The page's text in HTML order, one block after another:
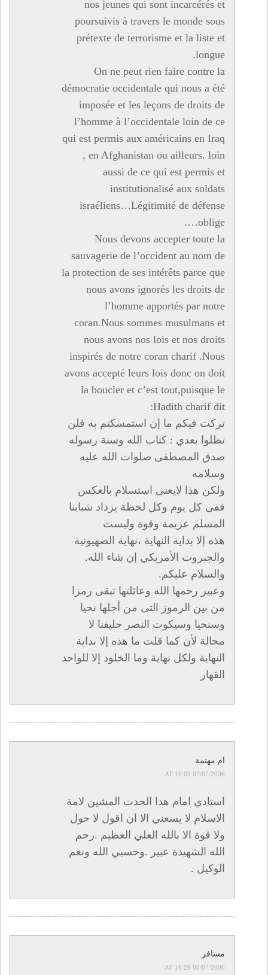
nos jeunes qui sont incarcérés et
poursuivis à travers le monde sous
prétexte de terrorisme et la liste et
longue.
On ne peut rien faire contre la
démocratie occidentale qui nous a été
imposée et les leçons de droits de
l’homme à l’occidentale loin de ce
qui est permis aux américains en Iraq
, en Afghanistan ou ailleurs. loin
aussi de ce qui est permis et
institutionalisé aux soldats
israéliens…Légitimité de défense
oblige….
Nous devons accepter toute la
sauvagerie de l’occident au nom de
la protection de ses intérêts parce que
nous avons ignorés les droits de
l’homme apportés par notre
coran.Nous sommes musulmans et
nous avons nos lois et nos droits
inspirés de notre coran charif .Nous
avons accepté leurs lois donc on doit
la boucler et c’est tout,puisque le
Hadith charif dit:
تركت فيكم ما إن استمسكتم به فلن
تظلوا بعدي : كتاب الله وسنة رسوله
صدق المصطفى صلوات الله عليه
وسلامه
ولكن هذا لايعنى استسلام بالعكس
ففى كل يوم وكل لحظة يزداد شبابنا
المسلم عزيمة وقوة وليست
هذه إلا بداية النهاية ،نهاية الصهيونية
والجبروت الأمريكي إن شاء الله.
والسلام عليكم.
وعبير رحمها الله وعائلتها تبقى رمزا
من بين الرموز التى من أجلها نحيا
وسنحيا وسيكوت النصر حليفنا لا
محالة لأن كما قلت ما هذه إلا بداية
النهاية ولكل نهاية وما الخلود إلا للواحد
القهار
ام مهتمة
07/07/2006 AT 10:02
استادي امام هدا الحدت المشين لامة
الاسلام لا يسعني الا ان اقول لا حول
ولا قوة الا بالله العلي العظيم .رحم
الله الشهيدة عبير .وحسبي الله ونعم
الوكيل .
مسافر
08/07/2006 AT 16:29